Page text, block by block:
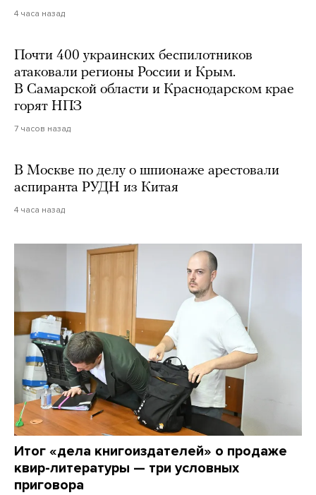
4 часа назад
Почти 400 украинских беспилотников
атаковали регионы России и Крым.
В Самарской области и Краснодарском крае
горят НПЗ
7 часов назад
В Москве по делу о шпионаже арестовали
аспиранта РУДН из Китая
4 часа назад
Итог «дела книгоиздателей» о продаже
квир-литературы — три условных
приговора